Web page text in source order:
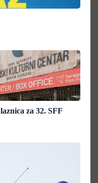
za 32. SFF